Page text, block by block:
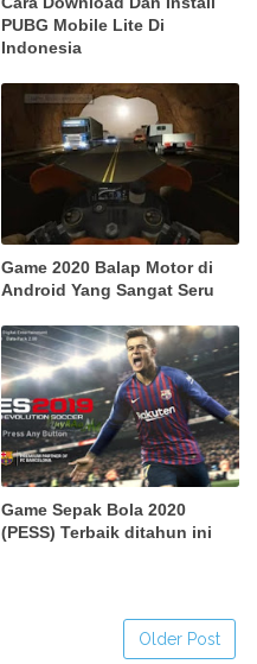
PUBG Mobile Lite Di
Indonesia
Game 2020 Balap Motor di
Android Yang Sangat Seru
Game Sepak Bola 2020
(PESS) Terbaik ditahun ini
Older Post